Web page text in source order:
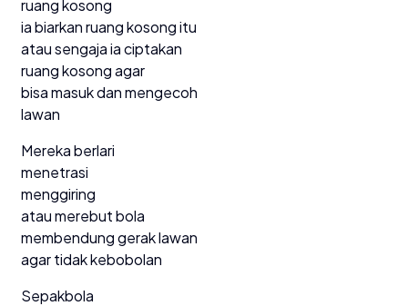
ruang kosong
ia biarkan ruang kosong itu
atau sengaja ia ciptakan
ruang kosong agar
bisa masuk dan mengecoh
lawan
Mereka berlari
menetrasi
menggiring
atau merebut bola
membendung gerak lawan
agar tidak kebobolan
Sepakbola